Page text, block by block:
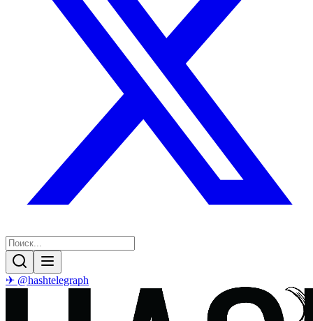
✈ @hashtelegraph